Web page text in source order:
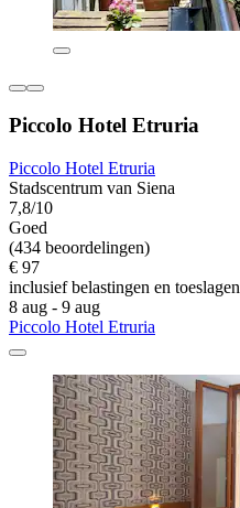
Piccolo Hotel Etruria
Piccolo Hotel Etruria
Stadscentrum van Siena
7,8/10
Goed
(434 beoordelingen)
€ 97
inclusief belastingen en toeslagen
8 aug - 9 aug
Piccolo Hotel Etruria